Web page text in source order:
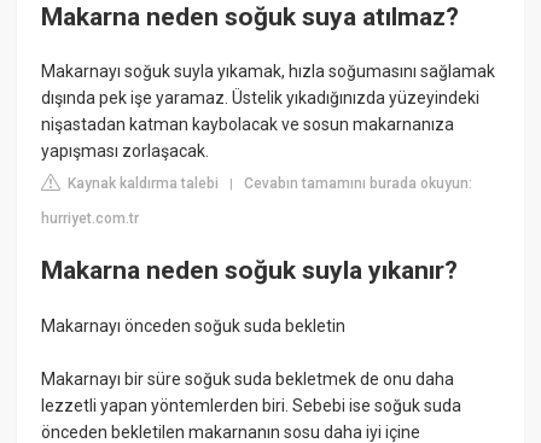
Makarna neden soğuk suya atılmaz?
Makarnayı soğuk suyla yıkamak, hızla soğumasını sağlamak
dışında pek işe yaramaz. Üstelik yıkadığınızda yüzeyindeki
nişastadan katman kaybolacak ve sosun makarnanıza
yapışması zorlaşacak.
Kaynak kaldırma talebi |Cevabın tamamını burada okuyun:
hurriyet.com.tr
Makarna neden soğuk suyla yıkanır?
Makarnayı önceden soğuk suda bekletin
Makarnayı bir süre soğuk suda bekletmek de onu daha
lezzetli yapan yöntemlerden biri. Sebebi ise soğuk suda
önceden bekletilen makarnanın sosu daha iyi içine